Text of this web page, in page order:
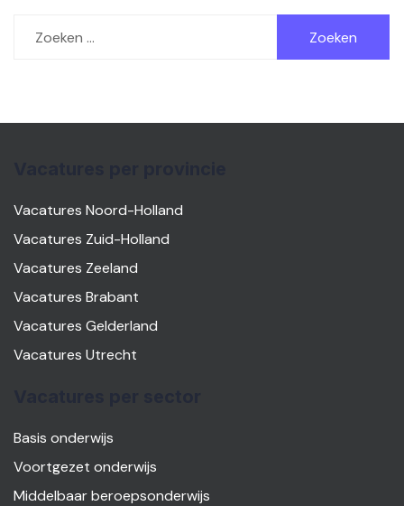
naar:
Vacatures Noord-Holland
Vacatures Zuid-Holland
Vacatures Zeeland
Vacatures Brabant
Vacatures Gelderland
Vacatures Utrecht
Basis onderwijs
Voortgezet onderwijs
Middelbaar beroepsonderwijs